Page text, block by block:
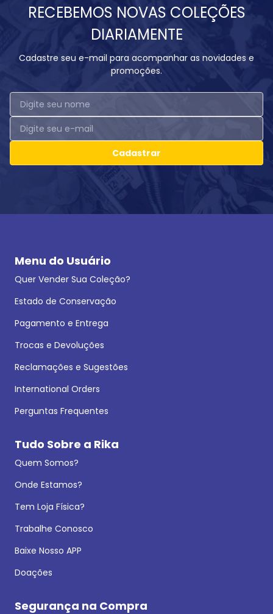
RECEBEMOS NOVAS COLEÇÕES
DIARIAMENTE
Cadastre seu e-mail para acompanhar as novidades e
promoções.
Cadastrar
Menu do Usuário
Quer Vender Sua Coleção?
Estado de Conservação
Pagamento e Entrega
Trocas e Devoluções
Reclamações e Sugestões
International Orders
Perguntas Frequentes
Tudo Sobre a Rika
Quem Somos?
Onde Estamos?
Tem Loja Física?
Trabalhe Conosco
Baixe Nosso APP
Doações
Segurança na Compra